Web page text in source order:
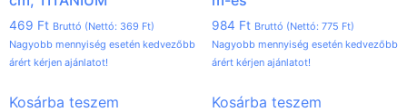
469 Ft Bruttó (Nettó: 369 Ft)
Nagyobb mennyiség esetén kedvezőbb
árért kérjen ajánlatot!
Kosárba teszem
984 Ft Bruttó (Nettó: 775 Ft)
Nagyobb mennyiség esetén kedvezőbb
árért kérjen ajánlatot!
Kosárba teszem